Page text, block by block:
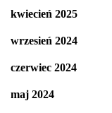
kwiecień 2025
wrzesień 2024
czerwiec 2024
maj 2024